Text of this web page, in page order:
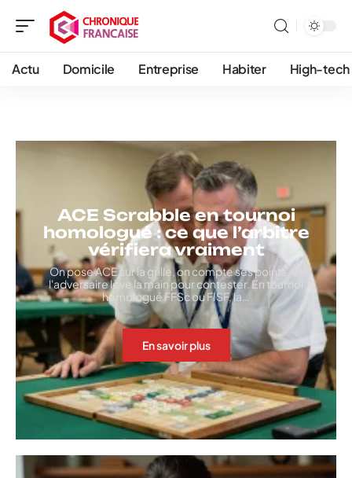
Actu Domicile Entreprise Habiter High-tech
ACE Scrabble en tournoi
homologué : ce que l’arbitre
vérifiera vraiment
On pose ACE sur la grille, on compte ses points, et
l'adversaire lève la main pour contester. En tournoi
homologué FFSc ou FISF, la
En savoir plus